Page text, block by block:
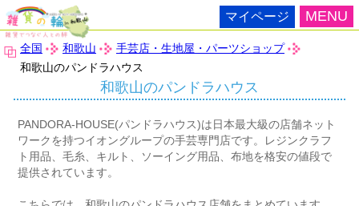
MENU
マイページ
全国 和歌山
手芸店・生地屋・パーツショップ
和歌山のパンドラハウス
和歌山のパンドラハウス
PANDORA-HOUSE(パンドラハウス)は日本最大級の店舗ネット
ワークを持つイオングループの手芸専門店です。レジンクラフ
ト用品、毛糸、キルト、ソーイング用品、布地を格安の値段で
提供されています。